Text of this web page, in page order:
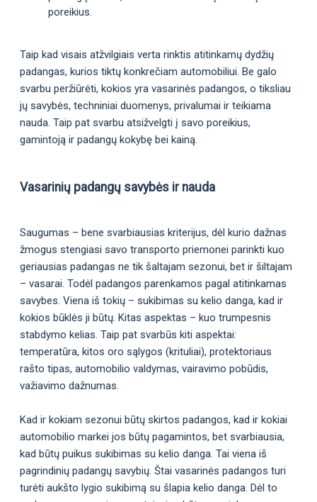
poreikius.
Taip kad visais atžvilgiais verta rinktis atitinkamų dydžių
padangas, kurios tiktų konkrečiam automobiliui. Be galo
svarbu peržiūrėti, kokios yra vasarinės padangos, o tiksliau
jų savybės, techniniai duomenys, privalumai ir teikiama
nauda. Taip pat svarbu atsižvelgti į savo poreikius,
gamintoją ir padangų kokybę bei kainą.
Vasarinių padangų savybės ir nauda
Saugumas – bene svarbiausias kriterijus, dėl kurio dažnas
žmogus stengiasi savo transporto priemonei parinkti kuo
geriausias padangas ne tik šaltajam sezonui, bet ir šiltajam
– vasarai. Todėl padangos parenkamos pagal atitinkamas
savybes. Viena iš tokių – sukibimas su kelio danga, kad ir
kokios būklės ji būtų. Kitas aspektas – kuo trumpesnis
stabdymo kelias. Taip pat svarbūs kiti aspektai:
temperatūra, kitos oro sąlygos (krituliai), protektoriaus
rašto tipas, automobilio valdymas, vairavimo pobūdis,
važiavimo dažnumas.
Kad ir kokiam sezonui būtų skirtos padangos, kad ir kokiai
automobilio markei jos būtų pagamintos, bet svarbiausia,
kad būtų puikus sukibimas su kelio danga. Tai viena iš
pagrindinių padangų savybių. Štai vasarinės padangos turi
turėti aukšto lygio sukibimą su šlapia kelio danga. Dėl to